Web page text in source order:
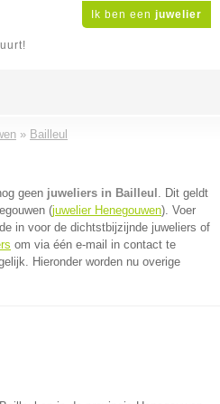
Ik ben een juwelier
» Bailleul
geen juweliers in Bailleul . Dit geldt
(juwelier Henegouwen). Voer
in voor de dichtstbijzijnde juweliers of
om via één e-mail in contact te
Hieronder worden nu overige